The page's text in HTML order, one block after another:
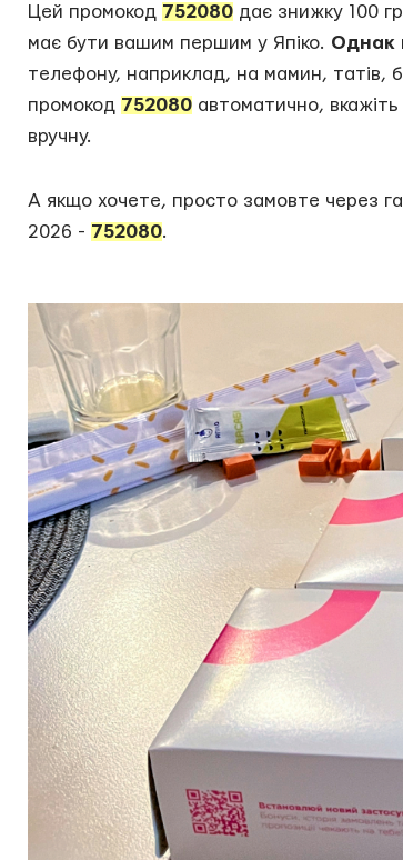
Цей промокод 752080 дає знижку 100
має бути вашим першим у Япіко. Однак
телефону, наприклад, на мамин, татів,
промокод 752080 автоматично,
вручну.
А якщо хочете, просто замовте через
2026 - 752080.